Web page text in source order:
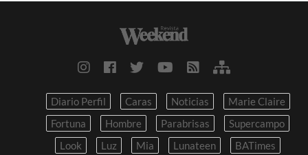
Diario Perfil Caras Noticias
Marie Claire
Fortuna
Hombre Parabrisas
Supercampo
Look
Luz Mia Lunateen BATimes